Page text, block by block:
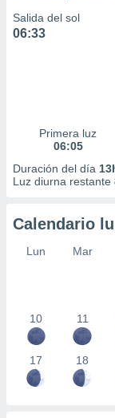
Salida del sol
06:33
Primera luz
06:05
Duración del día
Luz diurna restante
Calendario
Lun Mar
10 11
17 18